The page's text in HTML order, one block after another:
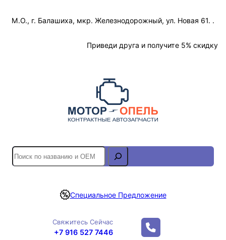
М.О., г. Балашиха, мкр. Железнодорожный, ул. Новая 61. .
Приведи друга и получите 5% скидку
S
e
r
Специальное Предложение
Свяжитесь Сейчас
+7 916 527 7446